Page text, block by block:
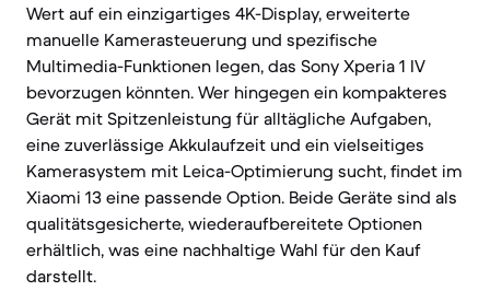
Wert auf ein einzigartiges 4K-Display, erweiterte
manuelle Kamerasteuerung und spezifische
Multimedia-Funktionen legen, das Sony Xperia 1 IV
bevorzugen könnten. Wer hingegen ein kompakteres
Gerät mit Spitzenleistung für alltägliche Aufgaben,
eine zuverlässige Akkulaufzeit und ein vielseitiges
Kamerasystem mit Leica-Optimierung sucht, findet im
Xiaomi 13 eine passende Option. Beide Geräte sind als
qualitätsgesicherte, wiederaufbereitete Optionen
erhältlich, was eine nachhaltige Wahl für den Kauf
darstellt.